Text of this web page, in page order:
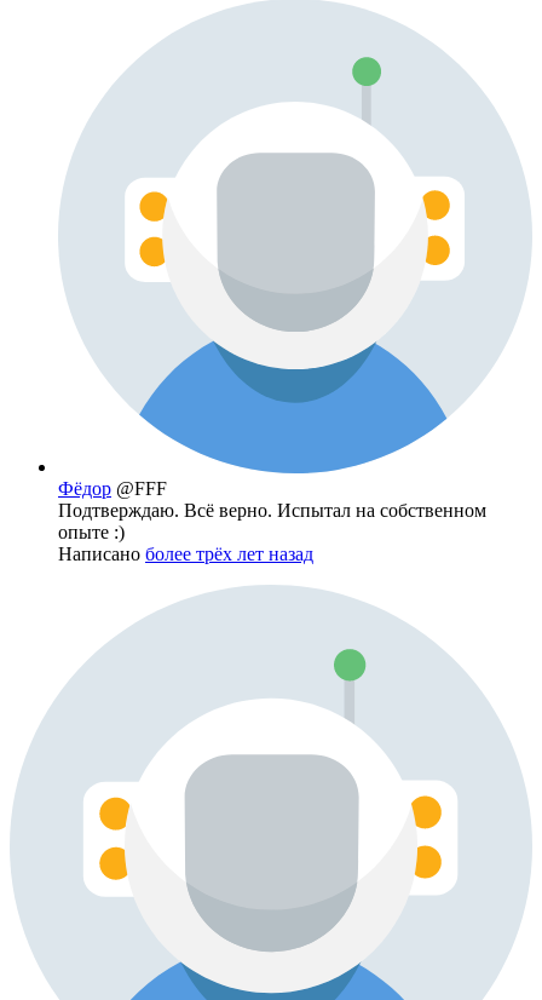
Фёдор @FFF
Подтверждаю. Всё верно. Испытал на собственном
опыте :)
Написано более трёх лет назад